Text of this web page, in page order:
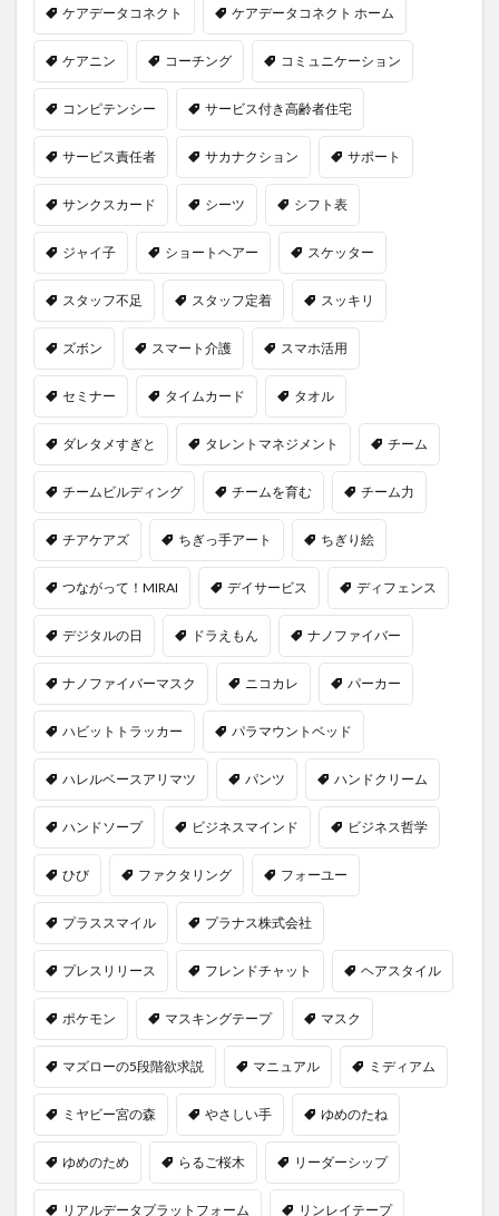
ケアデータコネクト ケアデータコネクト ホーム
ケアニン コーチング コミュニケーション
コンピテンシー サービス付き高齢者住宅
サービス責任者 サカナクション サポート
サンクスカード シーツ シフト表
ジャイ子 ショートヘアー スケッター
スタッフ不足 スタッフ定着 スッキリ
ズボン スマート介護 スマホ活用
セミナー タイムカード タオル
ダレタメすぎと タレントマネジメント チーム
チームビルディング チームを育む チーム力
チアケアズ ちぎっ手アート ちぎり絵
つながって！MIRAI デイサービス ディフェンス
デジタルの日 ドラえもん ナノファイバー
ナノファイバーマスク ニコカレ パーカー
ハビットトラッカー パラマウントベッド
ハレルベースアリマツ パンツ ハンドクリーム
ハンドソープ ビジネスマインド ビジネス哲学
ひび ファクタリング フォーユー
プラススマイル プラナス株式会社
プレスリリース フレンドチャット ヘアスタイル
ポケモン マスキングテープ マスク
マズローの5段階欲求説 マニュアル ミディアム
ミヤビー宮の森 やさしい手 ゆめのたね
ゆめのため らるご桜木 リーダーシップ
リアルデータプラットフォーム リンレイテープ